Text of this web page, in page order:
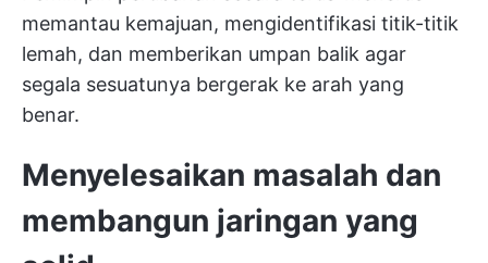
memantau kemajuan, mengidentifikasi titik-titik
lemah, dan memberikan umpan balik agar
segala sesuatunya bergerak ke arah yang
benar.
Menyelesaikan masalah dan
membangun jaringan yang